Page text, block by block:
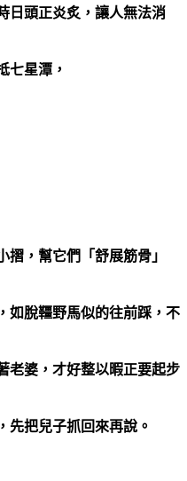
日頭正炎炙，讓人無法消
七星潭，
，幫它們「舒展筋骨」
如脫韁野馬似的往前踩，不
老婆，才好整以暇正要起步
先把兒子抓回來再說。